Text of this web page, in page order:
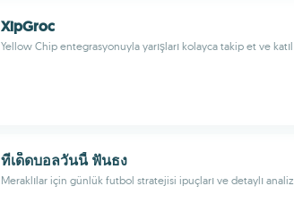
XipGroc
Yellow Chip entegrasyonuyla yarışları kolayca takip et ve katıl
ทีเด็ดบอลวันนี้ ฟันธง
Meraklılar için günlük futbol stratejisi ipuçları ve detaylı analiz